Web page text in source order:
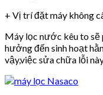
+ Vị trí đặt máy không
Máy lọc nước kêu to sẽ
hưởng đến sinh hoạt
vậy,việc sửa chữa lỗi